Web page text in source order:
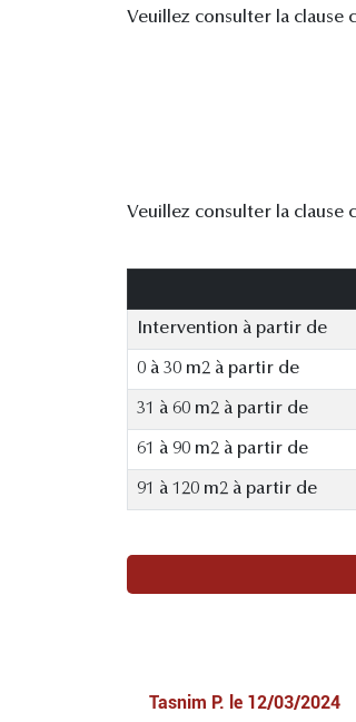
Veuillez consulter la clause
Veuillez consulter la clause
Intervention à partir de
0 à 30 m2 à partir de
31 à 60 m2 à partir de
61 à 90 m2 à partir de
91 à 120 m2 à partir de
Tasnim P. le 12/03/2024